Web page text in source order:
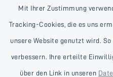
Mit Ihrer Zustimmung
Tracking-Cookies, die es uns
unsere Website genutzt wird.
verbessern. Ihre erteilte
über den Link in unseren